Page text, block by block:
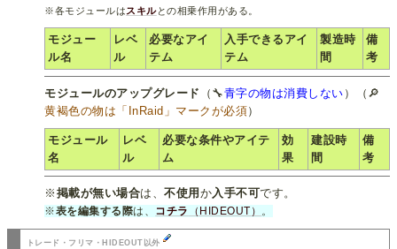
※各モジュールはスキルとの相乗作用がある。
モジュー
ル名
レベ
ル
必要なアイ
テム
入手できるアイ
テム
製造時
間
備
考
モジュールのアップグレード （🔧青字の物は消費しない ）（🔎
黄褐色の物は「InRaid」マークが必須）
モジュール
名
レベ
ル
必要な条件やアイテ
ム
効
果
建設時
間
備
考
※ 掲載が無い場合は、不使用 か入手不可です。
※表を編集する際は、 コチラ （HIDEOUT） 。
トレード・フリマ・HIDEOUT以外